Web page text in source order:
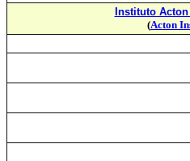
Instituto
(Acton